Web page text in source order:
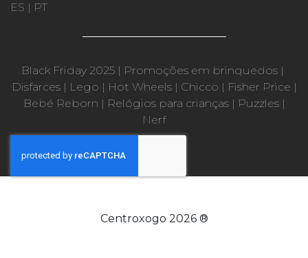
ES | PT
Black Friday 2025 | Promoções em brinquedos |
Disfarces| Lego | Hot Wheels| Chicco | Fisher Price |
Bebé Reborn | Relógios para crianças| Puzzles|
Nerf
Centroxogo 2026 ®